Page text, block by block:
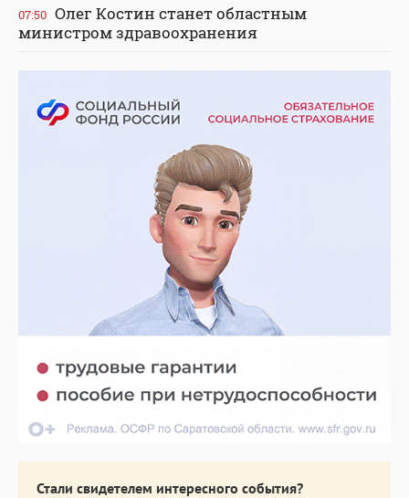
07:50 Олег Костин станет областным
министром здравоохранения
Стали свидетелем интересного события?